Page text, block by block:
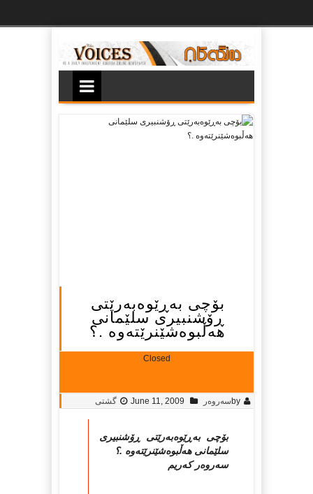
بۆچی به‌ڕێوه‌به‌رێتی
ڕۆشنبیری سلێمانی
هه‌ڵبوه‌شێنرێته‌وه‌ .؟
Closed
byسه‌روه‌ر June 11, 2009 گشتی
بۆچی به‌ڕێوه‌به‌رێتی ڕۆشنبیری
سلێمانی هه‌ڵبوه‌شێنرێته‌وه‌ .؟
سه‌روه‌ر كه‌ریم